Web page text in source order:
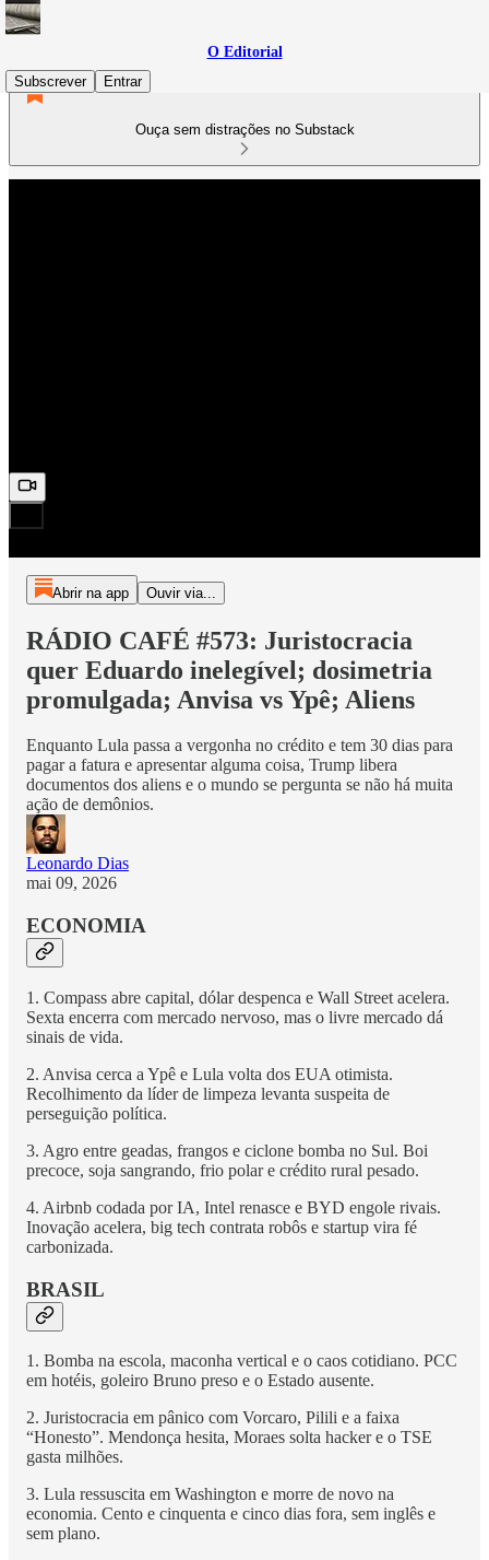
O Editorial
Subscrever
Entrar
Ouça sem distrações no Substack
Abrir na app Ouvir via...
RÁDIO CAFÉ #573: Juristocracia
quer Eduardo inelegível; dosimetria
promulgada; Anvisa vs Ypê; Aliens
Enquanto Lula passa a vergonha no crédito e tem 30 dias para
pagar a fatura e apresentar alguma coisa, Trump libera
documentos dos aliens e o mundo se pergunta se não há muita
ação de demônios.
Leonardo Dias
mai 09, 2026
ECONOMIA
1. Compass abre capital, dólar despenca e Wall Street acelera.
Sexta encerra com mercado nervoso, mas o livre mercado dá
sinais de vida.
2. Anvisa cerca a Ypê e Lula volta dos EUA otimista.
Recolhimento da líder de limpeza levanta suspeita de
perseguição política.
3. Agro entre geadas, frangos e ciclone bomba no Sul. Boi
precoce, soja sangrando, frio polar e crédito rural pesado.
4. Airbnb codada por IA, Intel renasce e BYD engole rivais.
Inovação acelera, big tech contrata robôs e startup vira fé
carbonizada.
BRASIL
1. Bomba na escola, maconha vertical e o caos cotidiano. PCC
em hotéis, goleiro Bruno preso e o Estado ausente.
2. Juristocracia em pânico com Vorcaro, Pilili e a faixa
“Honesto”. Mendonça hesita, Moraes solta hacker e o TSE
gasta milhões.
3. Lula ressuscita em Washington e morre de novo na
economia. Cento e cinquenta e cinco dias fora, sem inglês e
sem plano.